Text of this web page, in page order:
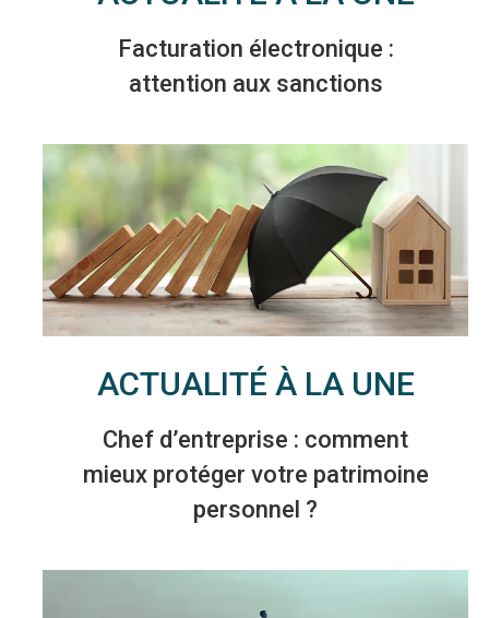
Facturation électronique :
attention aux sanctions
ACTUALITÉ À LA UNE
Chef d’entreprise : comment
mieux protéger votre patrimoine
personnel ?